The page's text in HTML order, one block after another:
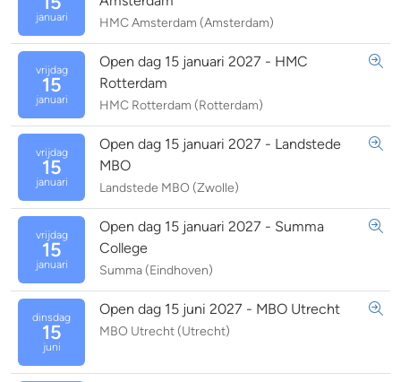
januari HMC Amsterdam (Amsterdam)
vrijdag
15
januari
Open dag 15 januari 2027 - HMC
Rotterdam
HMC Rotterdam (Rotterdam)
vrijdag
15
januari
Open dag 15 januari 2027 - Landstede
MBO
Landstede MBO (Zwolle)
vrijdag
15
januari
Open dag 15 januari 2027 - Summa
College
Summa (Eindhoven)
dinsdag
15
juni
Open dag 15 juni 2027 - MBO Utrecht
MBO Utrecht (Utrecht)